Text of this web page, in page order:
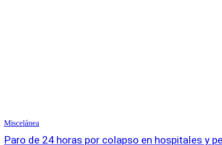
Miscelánea
Paro de 24 horas por colapso en hospitales y